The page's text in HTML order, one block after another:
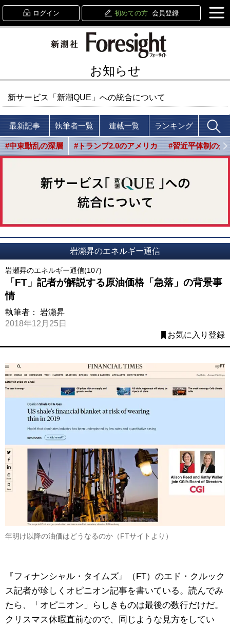
ログイン 初めての方 会員登録
お知らせ
新サービス「新潮QUE」への統合について
最新記事 執筆者一覧 連載一覧 ランキング
#中東動乱の深層 #トランプ2.0のアメリカ #習近平体制の光
岩瀬昇のエネルギー通信
岩瀬昇のエネルギー通信(107)
「FT」記者が解説する原油価格「急落」の背景事
情
執筆者： 岩瀬昇
2018年12月25日
お気に入り登録
年明け以降の油価はどうなるのか（FTサイトより）
『フィナンシャル・タイムズ』（FT）のエド・クルック
ス記者が珍しくオピニオン記事を書いている。読んでみ
たら、「オピニオン」らしきものは最後の数行だけだ。
クリスマス休暇直前なので、同じような見方をしてい